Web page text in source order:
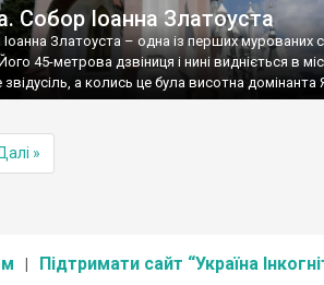
Собор Іоанна Златоуста
Златоуста – одна із перших мурованих
45-метрова дзвіниця і нині видніється в
а колись це була висотна домінанта
»
Підтримати сайт “Україна